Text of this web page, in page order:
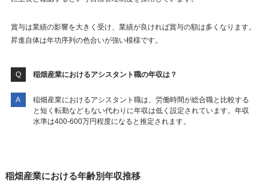
賞与は業績の影響を大きく受け、業績が良ければ賞与の額は多くなります。
昇進自体は年功序列の色合いが強い模様です。
稲畑産業におけるアシスタント職の年収は？
稲畑産業におけるアシスタント職は、労働時間が総合職と比較する
と短く転勤などもない代わりに年収は低く設定されています。年収
水準は400-600万円程度になると推定されます。
稲畑産業における年齢別年収推移